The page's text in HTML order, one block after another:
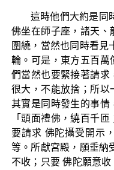
這時他們大約是同
佛坐在師子座，諸天、
圍繞，當然也同時看見
輪。可是，東方五百萬
們當然也要緊接著請求
很大，不能放捨；所以
其實是同時發生的事情
「頭面禮佛，繞百千
要請求 佛陀攝受開示
等。所獻宮殿，願垂納
不收；只要 佛陀願意